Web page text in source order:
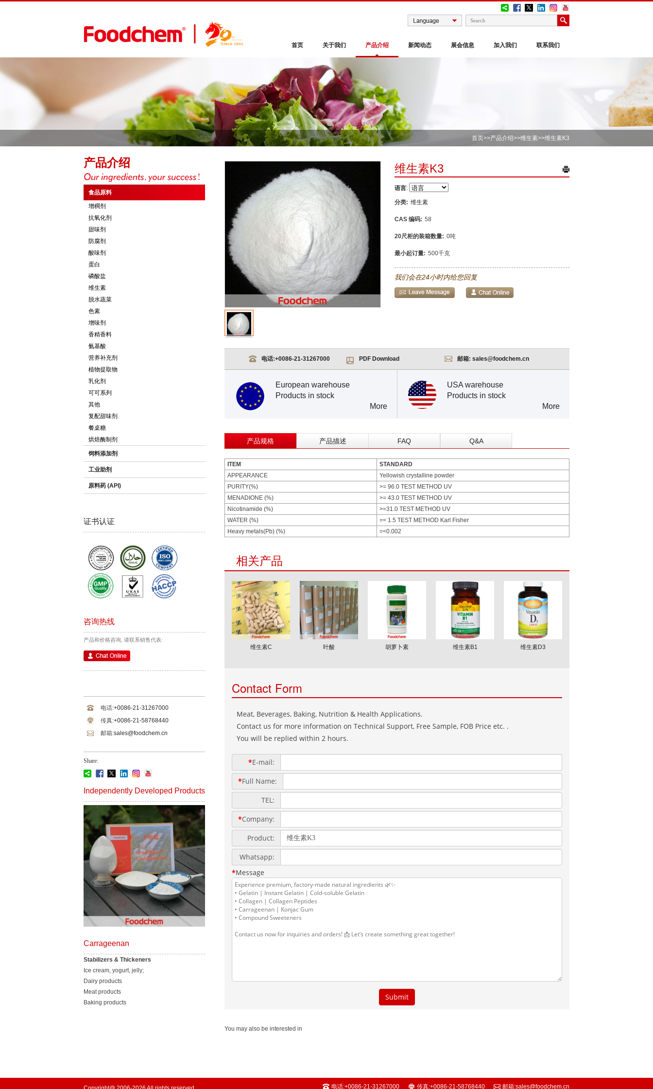
首页 关于我们 产品介绍 新闻动态 展会信息 加入我们 联系我们
首页>>产品介绍>>维生素>>维生素K3
产品介绍
食品原料
增稠剂
抗氧化剂
甜味剂
防腐剂
酸味剂
蛋白
磷酸盐
维生素
脱水蔬菜
色素
增味剂
香精香料
氨基酸
营养补充剂
植物提取物
乳化剂
可可系列
其他
复配甜味剂
餐桌糖
烘焙酶制剂
饲料添加剂
工业助剂
原料药 (API)
证书认证
咨询热线
产品和价格咨询, 请联系销售代表:
电话:+0086-21-31267000
传真:+0086-21-58768440
邮箱:sales@foodchem.cn
Share:
Independently Developed Products
Carrageenan
Stabilizers & Thickeners
Ice cream, yogurt, jelly;
Dairy products
Meat products
Baking products
维生素K3
语言:
分类: 维生素
CAS 编码: 58
20尺柜的装箱数量: 0吨
最小起订量: 500千克
我们会在24小时内给您回复
电话:+0086-21-31267000 PDF Download 邮箱: sales@foodchem.cn
European warehouse
Products in stock
More
USA warehouse
Products in stock
More
产品规格 产品描述 FAQ Q&A
ITEM
STANDARD
APPEARANCE
Yellowish crystalline powder
PURITY(%)
>= 96.0 TEST METHOD UV
MENADIONE (%)
>= 43.0 TEST METHOD UV
Nicotinamide (%)
>=31.0 TEST METHOD UV
WATER (%)
=< 1.5 TEST METHOD Karl Fisher
Heavy metals(Pb) (%)
=<0.002
相关产品
维生素C 叶酸 胡萝卜素 维生素B1 维生素D3
You may also be interested in
电话:+0086-21-31267000 传真:+0086-21-58768440 邮箱:sales@foodchem.cn